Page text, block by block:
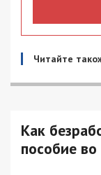
Читайте
Как
пособие